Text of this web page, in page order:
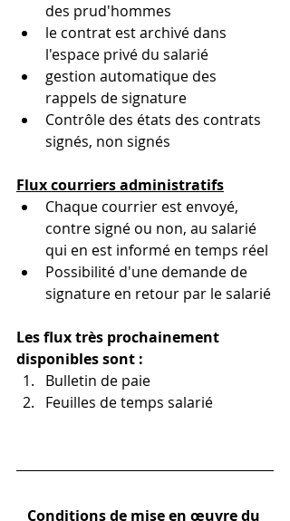
des prud'hommes
le contrat est archivé dans
l'espace privé du salarié
gestion automatique des
rappels de signature
Contrôle des états des contrats
signés, non signés
Flux courriers administratifs
Chaque courrier est envoyé,
contre signé ou non, au salarié
qui en est informé en temps réel
Possibilité d'une demande de
signature en retour par le salarié
Les flux très prochainement
disponibles sont :
Bulletin de paie
Feuilles de temps salarié
Conditions de mise en œuvre du